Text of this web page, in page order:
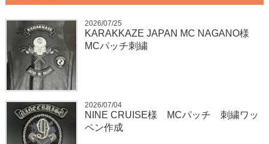
2026/07/25
KARAKKAZE JAPAN MC NAGANO様
MCパッチ刺繍
2026/07/04
NINE CRUISE様 MCパッチ 刺繍ワッ
ペン作成